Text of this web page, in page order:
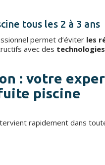
tous les 2 à 3 ans
permet d’éviter les
avec des
: votre
piscine
rapidement dans